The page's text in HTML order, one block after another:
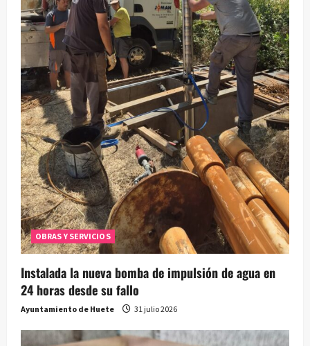
OBRAS Y SERVICIOS
Instalada la nueva bomba de impulsión de agua en
24 horas desde su fallo
Ayuntamiento de Huete 31 julio 2026